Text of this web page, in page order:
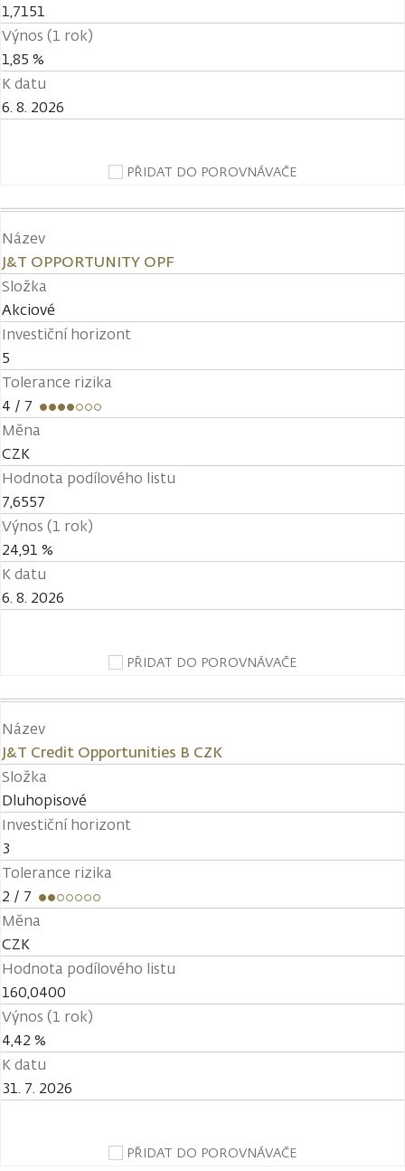
1,7151
Výnos (1 rok)
1,85 %
K datu
6. 8. 2026
PŘIDAT DO POROVNÁVAČE
Název
J&T OPPORTUNITY OPF
Složka
Akciové
Investiční horizont
5
Tolerance rizika
4 / 7
Měna
CZK
Hodnota podílového listu
7,6557
Výnos (1 rok)
24,91 %
K datu
6. 8. 2026
PŘIDAT DO POROVNÁVAČE
Název
J&T Credit Opportunities B CZK
Složka
Dluhopisové
Investiční horizont
3
Tolerance rizika
2 / 7
Měna
CZK
Hodnota podílového listu
160,0400
Výnos (1 rok)
4,42 %
K datu
31. 7. 2026
PŘIDAT DO POROVNÁVAČE